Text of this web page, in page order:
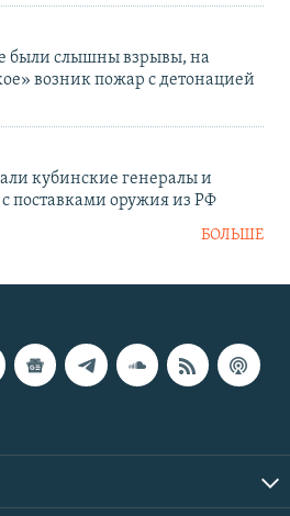
были слышны взрывы, на
возник пожар с детонацией
кубинские генералы и
поставками оружия из РФ
БОЛЬШЕ